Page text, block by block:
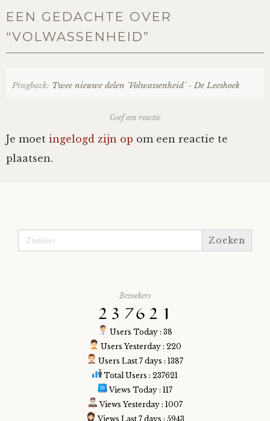
Stefan
Tim-
Vrolijke Dondersteen
EEN GEDACHTE OVER
“VOLWASSENHEID”
Pingback: Twee nieuwe delen 'Volwassenheid' - De Leeshoek
Geef een reactie
Je moet ingelogd zijn op om een reactie te
plaatsen.
Zoek
naar:
Bezoekers
Users Today : 38
Users Yesterday : 220
Users Last 7 days : 1387
Total Users : 237621
Views Today : 117
Views Yesterday : 1007
Views Last 7 days : 5943